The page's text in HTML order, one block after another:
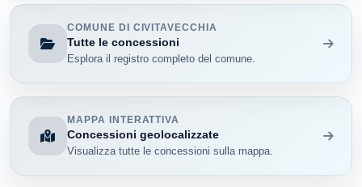
COMUNE DI CIVITAVECCHIA
Tutte le concessioni
Esplora il registro completo del comune.
MAPPA INTERATTIVA
Concessioni geolocalizzate
Visualizza tutte le concessioni sulla mappa.